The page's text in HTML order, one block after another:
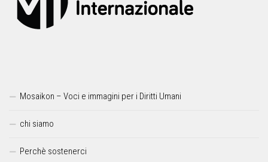
Mosaikon – Voci e immagini per i Diritti Umani
chi siamo
Perchè sostenerci